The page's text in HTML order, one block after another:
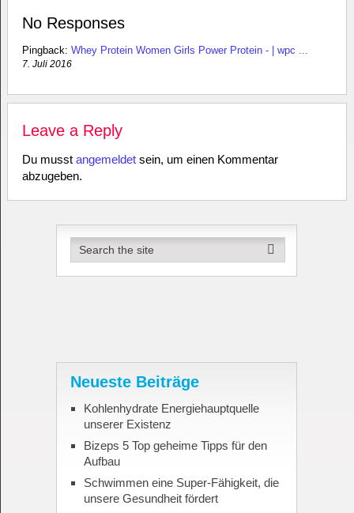
No Responses
Pingback: Whey Protein Women Girls Power Protein - | wpc ...
7. Juli 2016
Leave a Reply
Du musst angemeldetsein, um einen Kommentar
abzugeben.
Neueste Beiträge
Kohlenhydrate Energiehauptquelle
unserer Existenz
Bizeps 5 Top geheime Tipps für den
Aufbau
Schwimmen eine Super-Fähigkeit, die
unsere Gesundheit fördert